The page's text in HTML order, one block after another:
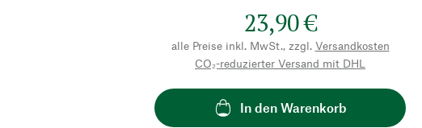
23,90 €
alle Preise inkl. MwSt., zzgl. Versandkosten
CO₂-reduzierter Versand mit DHL
In den Warenkorb